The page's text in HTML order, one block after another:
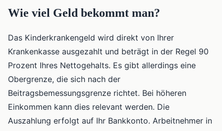
Wie viel Geld bekommt man?
Das Kinderkrankengeld wird direkt von Ihrer
Krankenkasse ausgezahlt und beträgt in der Regel 90
Prozent Ihres Nettogehalts. Es gibt allerdings eine
Obergrenze, die sich nach der
Beitragsbemessungsgrenze richtet. Bei höheren
Einkommen kann dies relevant werden. Die
Auszahlung erfolgt auf Ihr Bankkonto. Arbeitnehmer in